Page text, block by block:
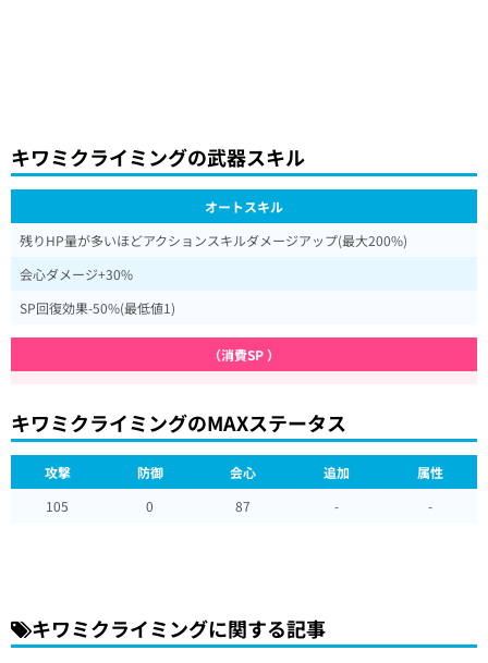
キワミクライミングの武器スキル
オートスキル
残りHP量が多いほどアクションスキルダメージアップ(最大200%)
会心ダメージ+30%
SP回復効果-50%(最低値1)
（消費SP ）
キワミクライミングのMAXステータス
攻撃 防御 会心 追加
属性
105
0 87 - -
キワミクライミングに関する記事